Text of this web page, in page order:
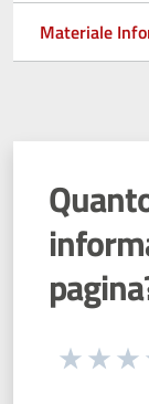
Materiale